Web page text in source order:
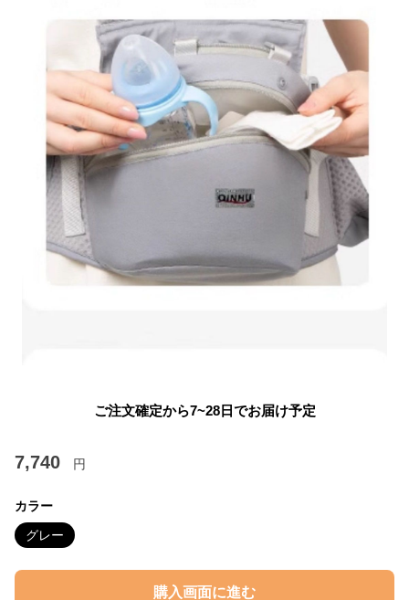
ご注文確定から7~28日でお届け予定
7,740 円
カラー
グレー
購入画面に進む